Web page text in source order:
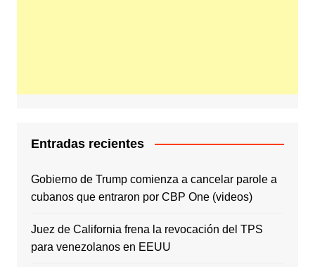
Entradas recientes
Gobierno de Trump comienza a cancelar parole a
cubanos que entraron por CBP One (videos)
Juez de California frena la revocación del TPS
para venezolanos en EEUU